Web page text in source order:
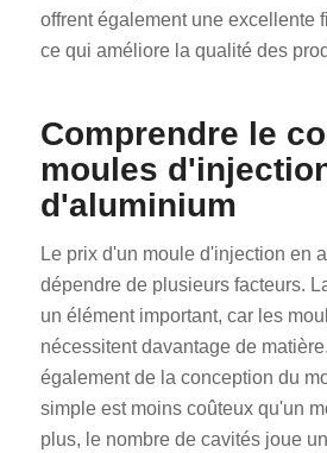
offrent également une excellente
ce qui améliore la qualité des
Comprendre le
moules
d'aluminium
Le prix d'un moule d'injection en
dépendre de plusieurs facteurs.
un élément important, car les
nécessitent davantage de
également de la conception du
simple est moins coûteux qu'un
plus, le nombre de cavités joue